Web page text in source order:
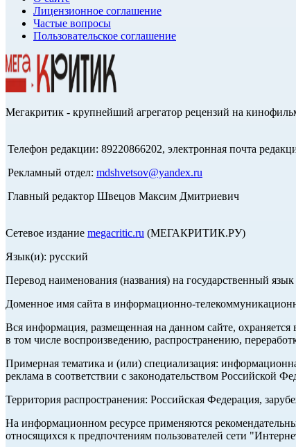
Лицензионное соглашение
Частые вопросы
Пользовательское соглашение
Мегакритик - крупнейший агрегатор рецензий на
Телефон редакции: 89220866202, электронная почта
Рекламный отдел: mdshvetsov@yandex.ru
Главный редактор Швецов Максим Дмитриевич
Сетевое издание megacritic.ru (МЕГАКРИТИК.РУ)
Язык(и): русский
Перевод наименования (названия) на государственный
Доменное имя сайта в информационно-
Вся информация, размещенная на данном сайте,
в том числе воспроизведению, распространению,
Примерная тематика и (или) специализация:
реклама в соответствии с законодательством Российской
Территория распространения: Российская Федерация,
На информационном ресурсе применяются
относящихся к предпочтениям пользователей сети